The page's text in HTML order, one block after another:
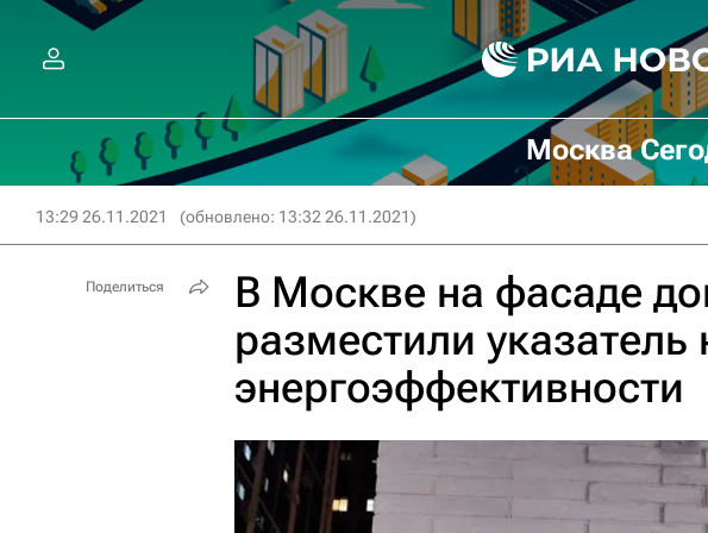
Москва
13:29 26.11.2021 (обновлено: 13:32 26.11.2021)
В Москве на фасаде
разместили указатель
энергоэффективности
Поделиться